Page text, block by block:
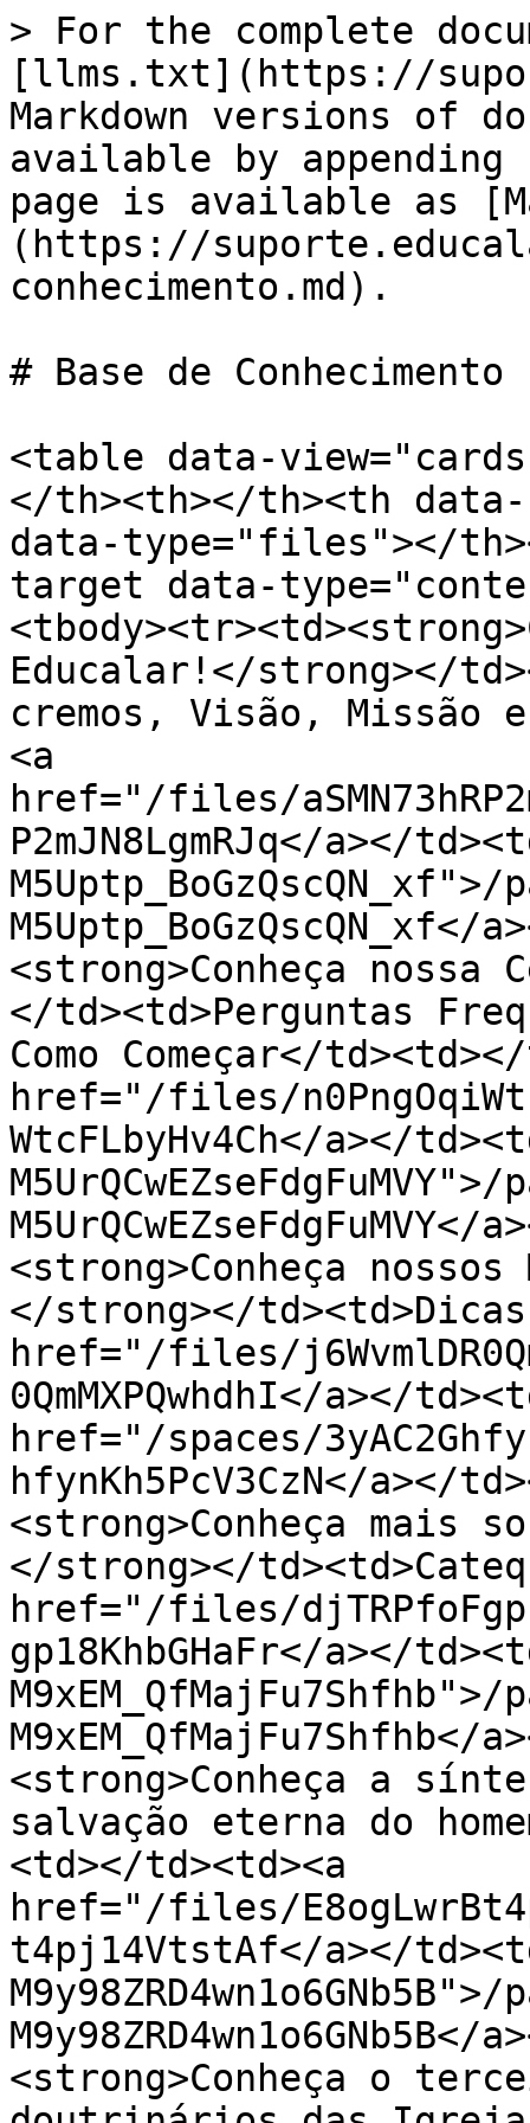
> For the complete
[llms.txt](https://
Markdown versions of
available by
page is available as
(https://
conhecimento.md).
# Base de Conhecimento
<table data-
</th><th></th><th
data-type="files"></
target data-
Educalar!</strong></
cremos, Visão, Missão
<a
href="/files/
P2mJN8LgmRJq</a></
<strong>Conheça
</td><td>Perguntas
Como Começar</
href="/files/
WtcFLbyHv4Ch</a></
<strong>Conheça
</strong></
href="/files/
0QmMXPQwhdhI</a></
href="/spaces/
hfynKh5PcV3CzN</a></
<strong>Conheça mais
</strong></
href="/files/
gp18KhbGHaFr</a></
<strong>Conheça a
salvação eterna do
<td></td><td><a
href="/files/
t4pj14VtstAf</a></
<strong>Conheça o